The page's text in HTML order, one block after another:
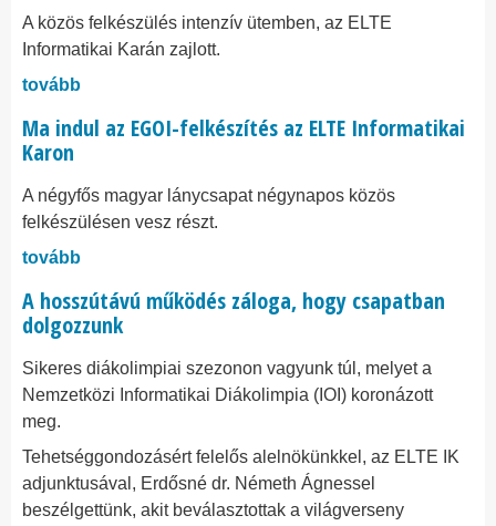
A közös felkészülés intenzív ütemben, az ELTE
Informatikai Karán zajlott.
tovább
Ma indul az EGOI-felkészítés az ELTE Informatikai
Karon
A négyfős magyar lánycsapat négynapos közös
felkészülésen vesz részt.
tovább
A hosszútávú működés záloga, hogy csapatban
dolgozzunk
​​​​​​​Sikeres diákolimpiai szezonon vagyunk túl, melyet a
Nemzetközi Informatikai Diákolimpia (IOI) koronázott
meg.
Tehetséggondozásért felelős alelnökünkkel, az ELTE IK
adjunktusával, Erdősné dr. Németh Ágnessel
beszélgettünk, akit beválasztottak a világverseny